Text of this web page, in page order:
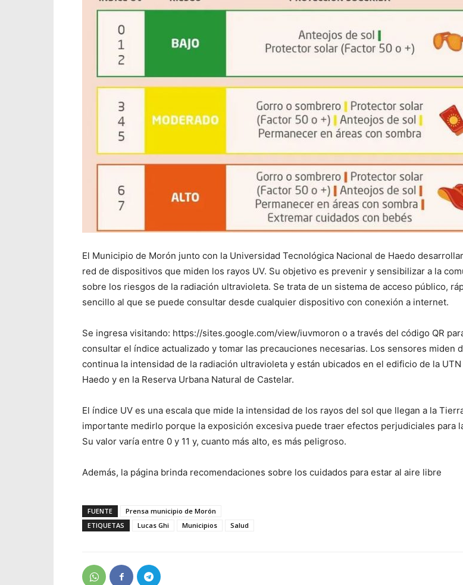
El Municipio de Morón junto con la Universidad Tecnológica Nacional de Haedo
red de dispositivos que miden los rayos UV. Su objetivo es prevenir y sensibilizar a la
sobre los riesgos de la radiación ultravioleta. Se trata de un sistema de acceso público,
sencillo al que se puede consultar desde cualquier dispositivo con conexión a internet.
Se ingresa visitando: https://sites.google.com/view/iuvmoron o a través del código QR
consultar el índice actualizado y tomar las precauciones necesarias. Los sensores miden
continua la intensidad de la radiación ultravioleta y están ubicados en el edificio de la UTN
Haedo y en la Reserva Urbana Natural de Castelar.
El índice UV es una escala que mide la intensidad de los rayos del sol que llegan a la
importante medirlo porque la exposición excesiva puede traer efectos perjudiciales para
Su valor varía entre 0 y 11 y, cuanto más alto, es más peligroso.
Además, la página brinda recomendaciones sobre los cuidados para estar al aire libre
FUENTE
Prensa municipio de Morón
ETIQUETAS
Lucas Ghi Municipios Salud